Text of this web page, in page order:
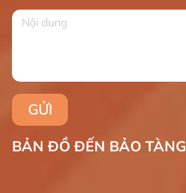
BẢN ĐỒ ĐẾN BẢO TÀNG